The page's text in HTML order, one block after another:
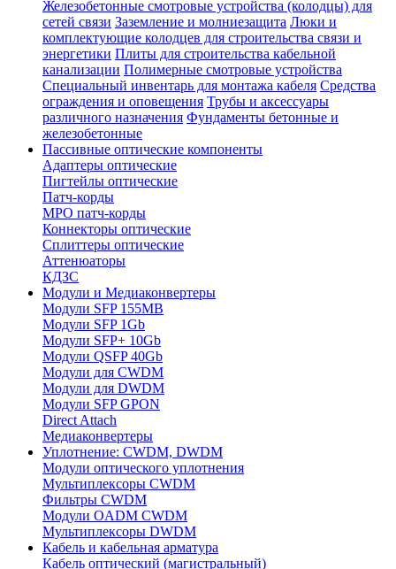
Железобетонные смотровые устройства (колодцы) для
сетей связи Заземление и молниезащита Люки и
комплектующие колодцев для строительства связи и
энергетики Плиты для строительства кабельной
канализации Полимерные смотровые устройства
Специальный инвентарь для монтажа кабеля Средства
ограждения и оповещения Трубы и аксессуары
различного назначения Фундаменты бетонные и
железобетонные
Пассивные оптические компоненты
Адаптеры оптические
Пигтейлы оптические
Патч-корды
MPO патч-корды
Коннекторы оптические
Сплиттеры оптические
Аттенюаторы
КДЗС
Модули и Медиаконвертеры
Модули SFP 155MB
Модули SFP 1Gb
Модули SFP+ 10Gb
Модули QSFP 40Gb
Модули для CWDM
Модули для DWDM
Модули SFP GPON
Direct Attach
Медиаконвертеры
Уплотнение: CWDM, DWDM
Модули оптического уплотнения
Мультиплексоры CWDM
Фильтры CWDM
Модули OADM CWDM
Мультиплексоры DWDM
Кабель и кабельная арматура
Кабель оптический (магистральный)